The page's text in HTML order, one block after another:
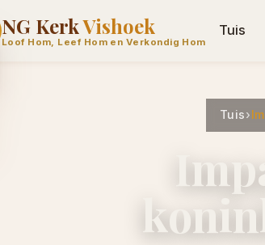
NG KerkVishoek
Loof Hom, Leef Hom en Verkondig Hom
Tuis
Tuis›